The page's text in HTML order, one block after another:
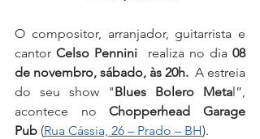
O compositor, arranjador, guitarrista e
cantor Celso Pennini realiza no dia 08
de novembro, sábado, às 20h. A estreia
do seu show "Blues Bolero Metal”,
acontece no Chopperhead Garage
Pub (Rua Cássia, 26 – Prado – BH).